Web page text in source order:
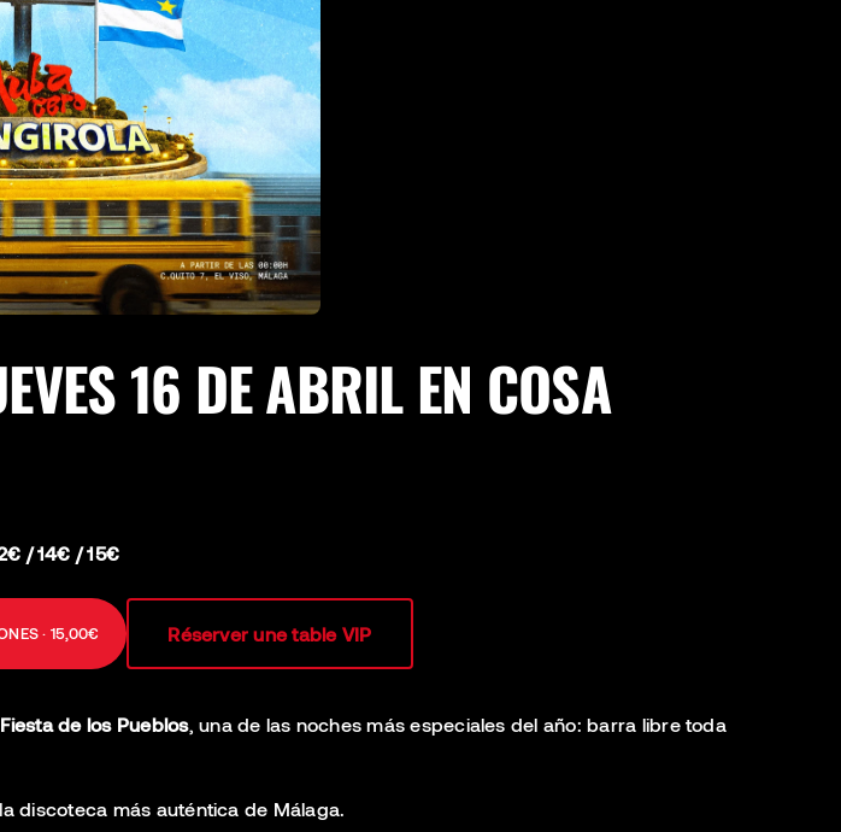
16 DE ABRIL EN COSA
/ 14€ / 15€
· 15,00€ Réserver une table VIP
Fiesta de los Pueblos, una de las noches más especiales del año: barra libre toda
discoteca más auténtica de Málaga.